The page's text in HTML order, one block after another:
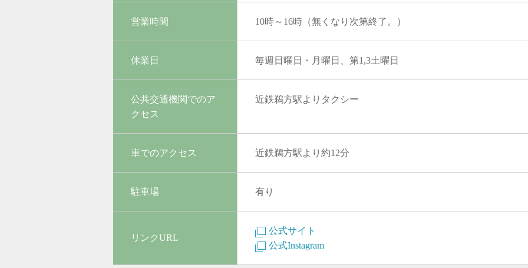
営業時間 10時～16時（無くなり次第終了。）
休業日 毎週日曜日・月曜日、第1,3土曜日
公共交通機関でのア
クセス
近鉄鵜方駅よりタクシー
車でのアクセス 近鉄鵜方駅より約12分
駐車場 有り
リンクURL
公式サイト
公式Instagram